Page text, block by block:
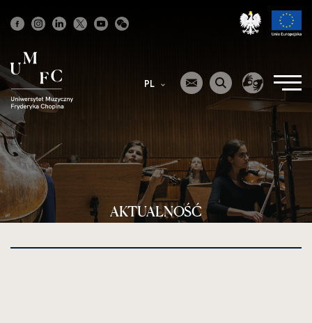
Strona
PL
AKTUALNOŚĆ